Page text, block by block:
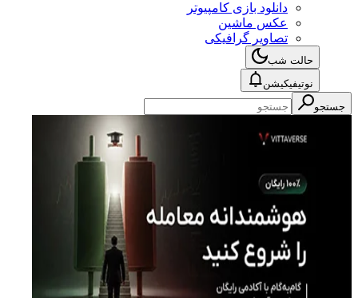
دانلود بازی کامپیوتر
عکس ماشین
تصاویر گرافیکی
حالت شب
نوتیفیکیشن
جستجو